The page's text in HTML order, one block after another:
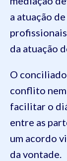
a atuação
da atuação
O
conflito nem
facilitar o
entre as
um acordo
da vontade.